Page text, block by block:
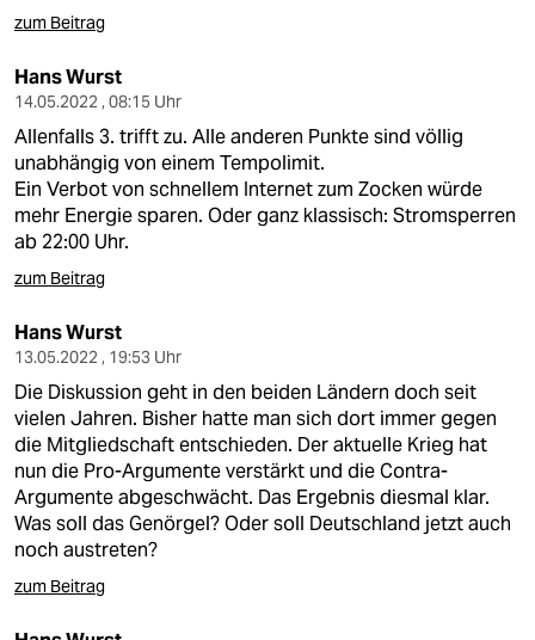
zum Beitrag
Hans Wurst
14.05.2022 , 08:15 Uhr
Allenfalls 3. trifft zu. Alle anderen Punkte sind völlig
unabhängig von einem Tempolimit.
Ein Verbot von schnellem Internet zum Zocken würde
mehr Energie sparen. Oder ganz klassisch: Stromsperren
ab 22:00 Uhr.
zum Beitrag
Hans Wurst
13.05.2022 , 19:53 Uhr
Die Diskussion geht in den beiden Ländern doch seit
vielen Jahren. Bisher hatte man sich dort immer gegen
die Mitgliedschaft entschieden. Der aktuelle Krieg hat
nun die Pro-Argumente verstärkt und die Contra-
Argumente abgeschwächt. Das Ergebnis diesmal klar.
Was soll das Genörgel? Oder soll Deutschland jetzt auch
noch austreten?
zum Beitrag